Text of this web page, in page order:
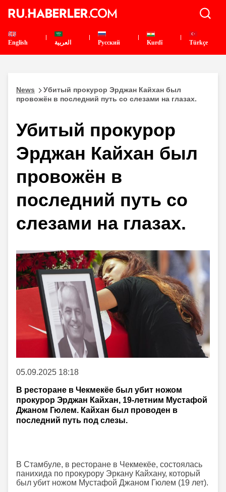
English العربية Pусский Kurdî Türkçe
News
Убитый прокурор Эрджан Кайхан был
провожён в последний путь со слезами на глазах.
Убитый прокурор
Эрджан Кайхан был
провожён в
последний путь со
слезами на глазах.
05.09.2025 18:18
В ресторане в Чекмекёе был убит ножом
прокурор Эрджан Кайхан, 19-летним Мустафой
Джаном Гюлем. Кайхан был проводен в
последний путь под слезы.
В Стамбуле, в ресторане в Чекмекёе, состоялась
панихида по прокурору Эркану Кайхану, который
был убит ножом Мустафой Джаном Гюлем (19 лет).